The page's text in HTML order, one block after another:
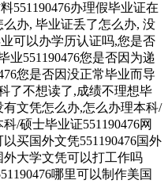
551190476办理假毕业证在
办, 毕业证丢了怎么办, 没
可以办学历认证吗,您是否
业551190476您是否因为递
您是否因没正常毕业而导
了不想读了,成绩不理想毕
有文凭怎么办,怎么办理本科/
/硕士毕业证551190476网
买国外文凭551190476国外
外大学文凭可以打工作吗
哪里可以制作美国